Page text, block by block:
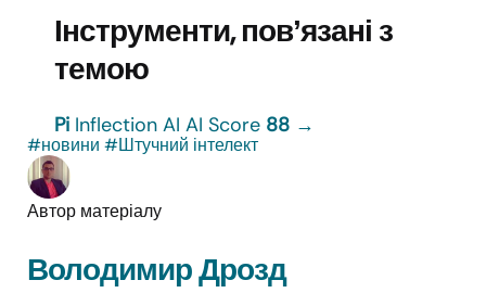
Інструменти, повʼязані з
темою
Pi Inflection AI AI Score 88 →
#новини #Штучний інтелект
Автор матеріалу
Володимир Дрозд